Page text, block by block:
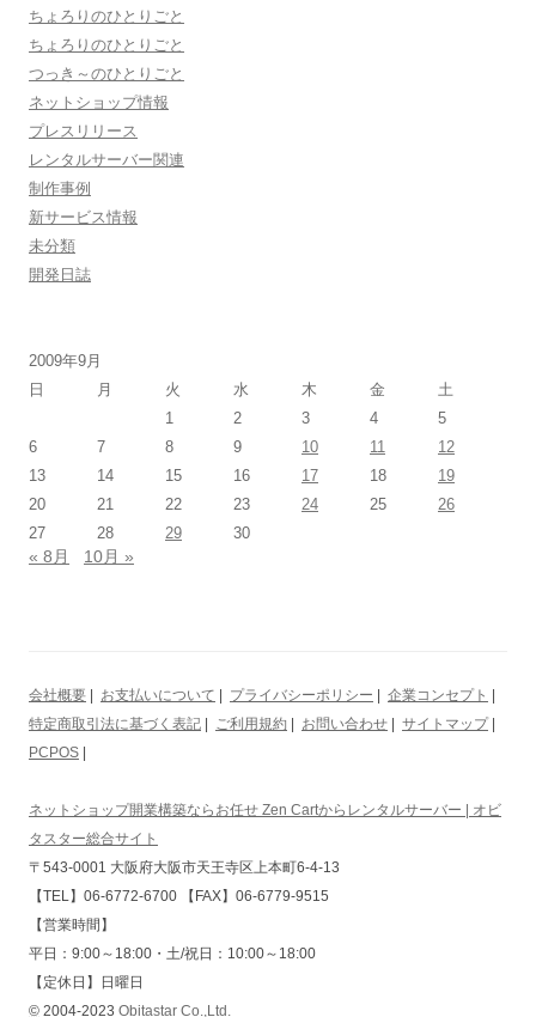
ちょろりのひとりごと
ちょろりのひとりごと
つっき～のひとりごと
ネットショップ情報
プレスリリース
レンタルサーバー関連
制作事例
新サービス情報
未分類
開発日誌
2009年9月
日
月 火 水 木 金
土
1
2 3 4
5
6
7 8 9 10 11
12
13
14 15 16 17 18
19
20
21 22 23 24 25
26
27
28 29 30
« 8月 10月 »
会社概要 お支払いについて プライバシーポリシー 企業コンセプト
特定商取引法に基づく表記
ご利用規約 お問い合わせ サイトマップ|
PCPOS
ネットショップ開業構築ならお任せ Zen Cartからレンタルサーバー | オビ
タスター総合サイト
〒543-0001 大阪府大阪市天王寺区上本町6-4-13
【TEL】06-6772-6700 【FAX】06-6779-9515
【営業時間】
平日：9:00～18:00・土/祝日：10:00～18:00
【定休日】日曜日
© 2004-2023 Obitastar Co.,Ltd.